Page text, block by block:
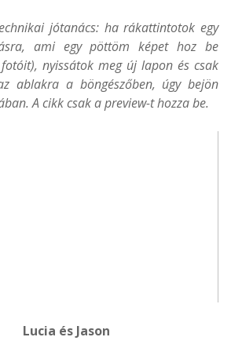
jótanács: ha rákattintotok egy
ami egy pöttöm képet hoz be
nyissátok meg új lapon és csak
ablakra a böngészőben, úgy bejön
A cikk csak a preview-t hozza be.
Lucia és Jason